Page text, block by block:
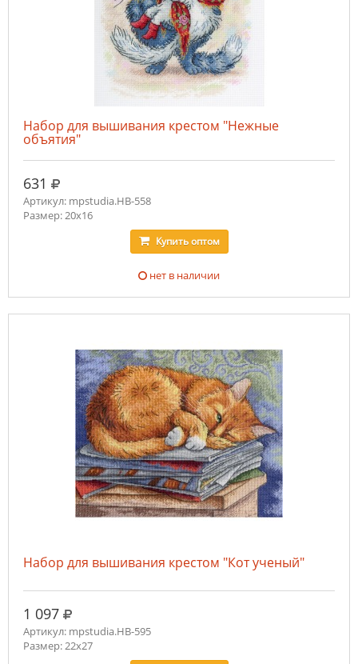
Набор для вышивания крестом "Нежные
объятия"
631 руб.
Артикул: mpstudia.НВ-558
Размер: 20x16
Купитьоптом
нет в наличии
Набор для вышивания крестом "Кот ученый"
1 097 руб.
Артикул: mpstudia.НВ-595
Размер: 22x27